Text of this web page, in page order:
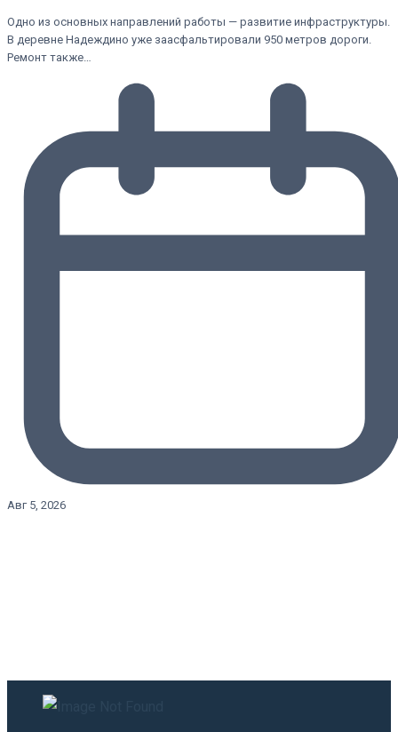
Одно из основных направлений работы — развитие инфраструктуры.
В деревне Надеждино уже заасфальтировали 950 метров дороги.
Ремонт также…
Авг 5, 2026